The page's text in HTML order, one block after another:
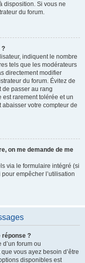
disposition. Si vous ne
du forum.
?
indiquent le nombre
tels que les modérateurs
directement modifier
du forum. Évitez de
de passer au rang
est rarement tolérée et un
votre compteur de
on me demande de me
via le formulaire intégré (si
empêcher l’utilisation
réponse ?
forum ou
vous ayez besoin d’être
disponibles est